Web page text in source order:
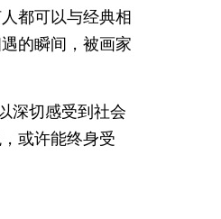
都可以与经典相
的瞬间，被画家
深切感受到社会
或许能终身受